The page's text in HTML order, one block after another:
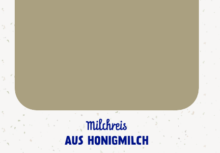
Milchreis
AUS HONIGMILCH